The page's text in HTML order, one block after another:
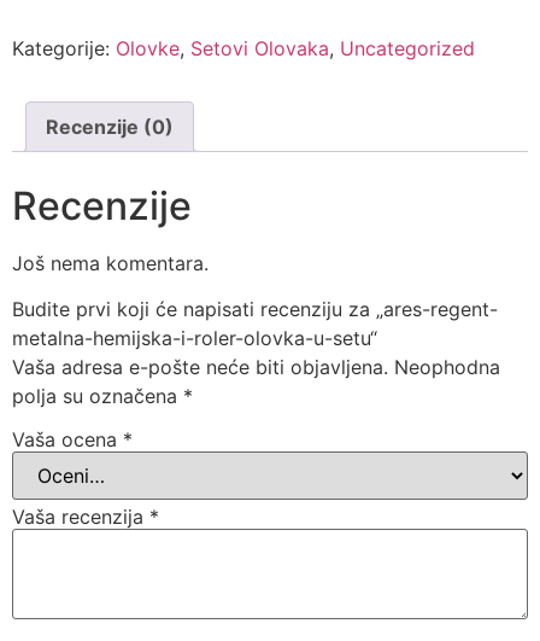
Kategorije: Olovke, Setovi Olovaka, Uncategorized
Recenzije (0)
Recenzije
Još nema komentara.
Budite prvi koji će napisati recenziju za „ares-regent-
metalna-hemijska-i-roler-olovka-u-setu“
Vaša adresa e-pošte neće biti objavljena. Neophodna
polja su označena *
Vaša ocena *
Vaša recenzija *